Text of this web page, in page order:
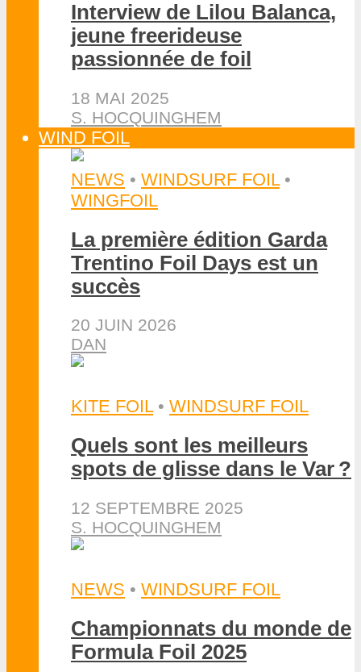
Interview de Lilou Balanca,
jeune freerideuse
passionnée de foil
18 MAI 2025
S. HOCQUINGHEM
WIND FOIL
NEWS • WINDSURF FOIL •
WINGFOIL
La première édition Garda
Trentino Foil Days est un
succès
20 JUIN 2026
DAN
KITE FOIL • WINDSURF FOIL
Quels sont les meilleurs
spots de glisse dans le Var ?
12 SEPTEMBRE 2025
S. HOCQUINGHEM
NEWS • WINDSURF FOIL
Championnats du monde de
Formula Foil 2025